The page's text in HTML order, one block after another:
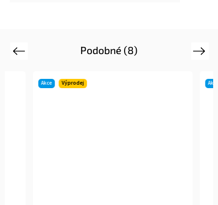
Podobné (8)
Previous
Výprodej
Next